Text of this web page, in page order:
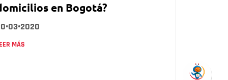
en Bogotá?
MÁS